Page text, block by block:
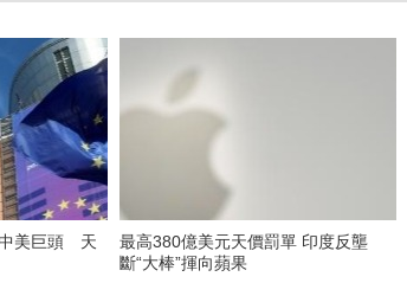
美巨頭 天
最高380億美元天價罰單 印度反壟
斷“大棒”揮向蘋果